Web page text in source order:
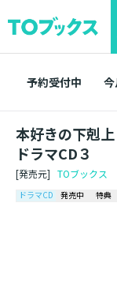
予約受付中
本好きの下剋
ドラマCD３
[発売元] TOブックス
ドラマCD 発売中 特典